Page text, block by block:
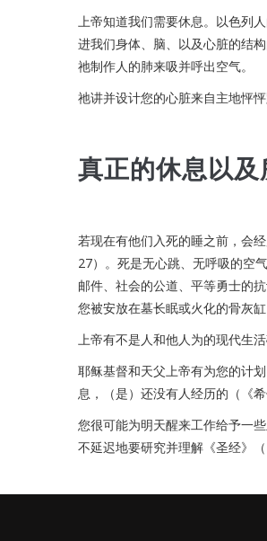
上帝知道我们需要休息。以色列
进我们身体、脑、以及心脏的结
祂制作人的肺来吸并呼出空气。
祂讲并设计您的心脏来自主地怦
真正的休息以
若现在有他们入死的睡之前，会
27）。死是无心跳、无呼吸的空
邮件、社会的公道、平等勇士的
您被安放在墓长眠或火化的骨灰
上帝有不是人和他人为的现代生
耶稣基督和天父上帝有为您的计
息，（是）还没有人经历的（《
您很可能为明天醒来工作给予一
不延迟地要研究并理解《圣经》